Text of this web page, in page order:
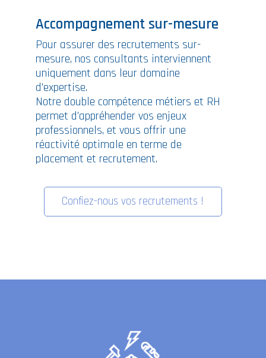
Accompagnement sur-mesure
Pour assurer des recrutements sur-
mesure, nos consultants interviennent
uniquement dans leur domaine
d’expertise.
Notre double compétence métiers et RH
permet d’appréhender vos enjeux
professionnels, et vous offrir une
réactivité optimale en terme de
placement et recrutement.
Confiez-nous vos recrutements !